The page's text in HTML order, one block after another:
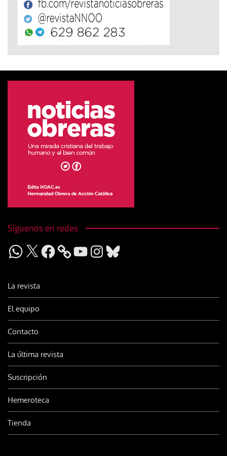
Síguenos en redes
WhatsApp
X Facebook YouTubeInstagram
Bluesky
La revista
El equipo
Contacto
La última revista
Suscripción
Hemeroteca
Tienda